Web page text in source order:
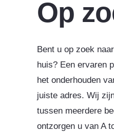
Op
Bent u op zoek
huis? Een ervaren
het onderhouden
juiste adres. Wij
tussen meerdere
ontzorgen u van A